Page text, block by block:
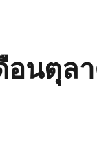
อนตุล